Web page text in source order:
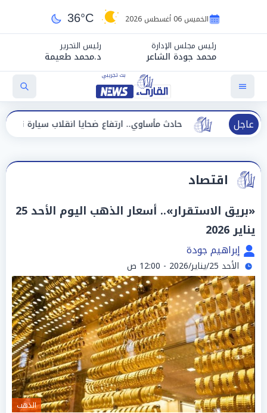
الخميس 06 أغسطس 2026 36°C
رئيس مجلس الإدارة
محمد جودة الشاعر
رئيس التحرير
د.محمد طعيمة
عاجل حادث مأساوي.. ارتفاع ضحايا انقلاب سيارة تقل عمالًا إلى 14 شخصًا
اقتصاد
«بريق الاستقرار».. أسعار الذهب اليوم الأحد 25
يناير 2026
إبراهيم جودة
الأحد 25/يناير/2026 - 12:00 ص
الذهب